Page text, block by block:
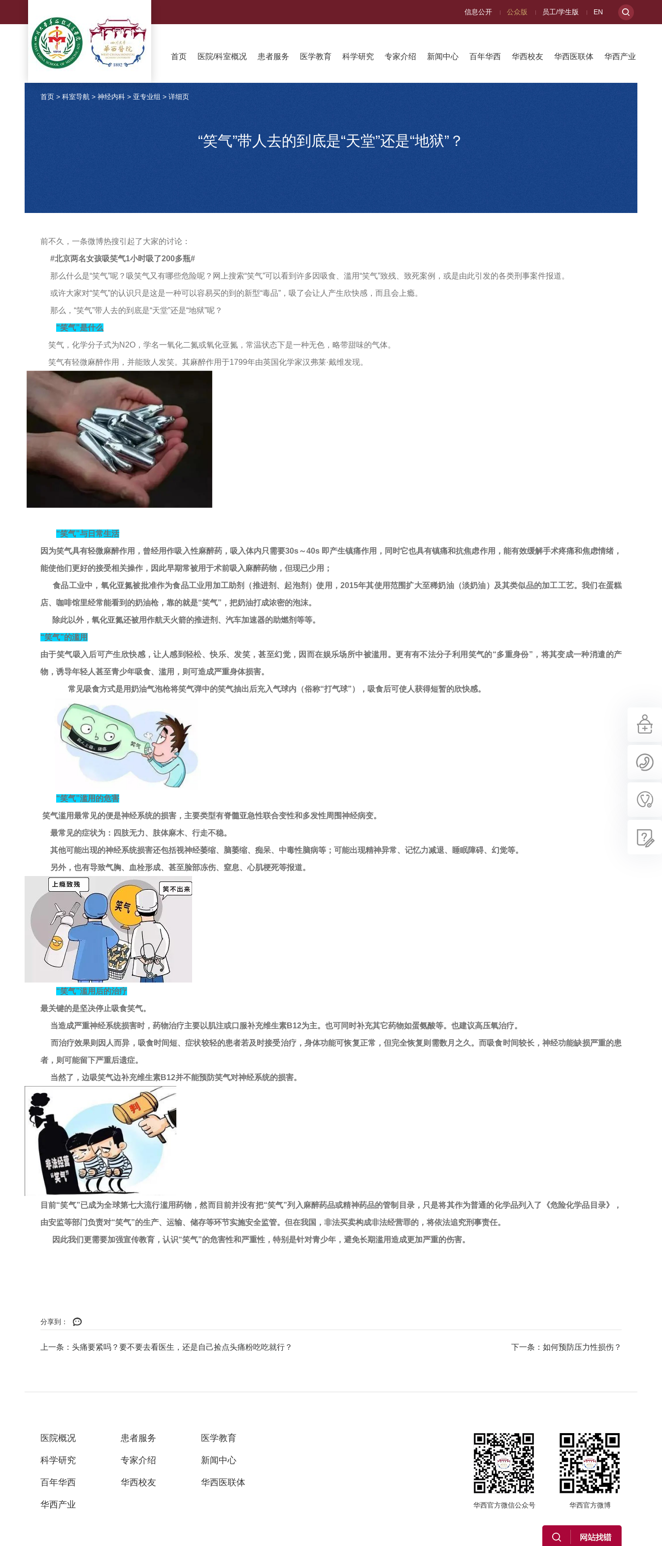
信息公开 公众版 员工/学生版 EN
首页 医院/科室概况 患者服务 医学教育 科学研究 专家介绍 新闻中心 百年华西 华西校友 华西医联体 华西产业
首页 > 科室导航 > 神经内科 > 亚专业组 > 详细页
“笑气”带人去的到底是“天堂”还是“地狱”？
前不久，一条微博热搜引起了大家的讨论：
#北京两名女孩吸笑气1小时吸了200多瓶#
那么什么是“笑气”呢？吸笑气又有哪些危险呢？网上搜索“笑气”可以看到许多因吸食、滥用“笑气”致残、致死案例，或是由此引发的各类刑事案件报道。
或许大家对“笑气”的认识只是这是一种可以容易买的到的新型“毒品”，吸了会让人产生欣快感，而且会上瘾。
那么，“笑气”带人去的到底是“天堂”还是“地狱”呢？
“笑气”是什么
笑气，化学分子式为N2O，学名一氧化二氮或氧化亚氮，常温状态下是一种无色，略带甜味的气体。
笑气有轻微麻醉作用，并能致人发笑。其麻醉作用于1799年由英国化学家汉弗莱·戴维发现。
“笑气”与日常生活
因为笑气具有轻微麻醉作用，曾经用作吸入性麻醉药，吸入体内只需要30s～40s 即产生镇痛作用，同时它也具有镇痛和抗焦虑作用，能有效缓解手术疼痛和焦虑情绪，
能使他们更好的接受相关操作，因此早期常被用于术前吸入麻醉药物，但现已少用；
食品工业中，氧化亚氮被批准作为食品工业用加工助剂（推进剂、起泡剂）使用，2015年其使用范围扩大至稀奶油（淡奶油）及其类似品的加工工艺。我们在蛋糕
店、咖啡馆里经常能看到的奶油枪，靠的就是“笑气”，把奶油打成浓密的泡沫。
除此以外，氧化亚氮还被用作航天火箭的推进剂、汽车加速器的助燃剂等等。
“笑气”的滥用
由于笑气吸入后可产生欣快感，让人感到轻松、快乐、发笑，甚至幻觉，因而在娱乐场所中被滥用。更有有不法分子利用笑气的“多重身份”，将其变成一种消遣的产
物，诱导年轻人甚至青少年吸食、滥用，则可造成严重身体损害。
常见吸食方式是用奶油气泡枪将笑气弹中的笑气抽出后充入气球内（俗称“打气球”），吸食后可使人获得短暂的欣快感。
“笑气”滥用的危害
笑气滥用最常见的便是神经系统的损害，主要类型有脊髓亚急性联合变性和多发性周围神经病变。
最常见的症状为： 四肢无力、肢体麻木、行走不稳。
其他可能出现的神经系统损害还包括视神经萎缩、脑萎缩、痴呆、中毒性脑病等；可能出现精神异常、记忆力减退、睡眠障碍、幻觉等。
另外，也有导致气胸、血栓形成、甚至脸部冻伤、窒息、心肌梗死等报道。
“笑气”滥用后的治疗
最关键的是坚决停止吸食笑气。
当造成严重神经系统损害时，药物治疗主要以肌注或口服补充维生素B12为主。也可同时补充其它药物如蛋氨酸等。也建议高压氧治疗。
而治疗效果则因人而异，吸食时间短、症状较轻的患者若及时接受治疗，身体功能可恢复正常，但完全恢复则需数月之久。而吸食时间较长，神经功能缺损严重的患
者，则可能留下严重后遗症。
当然了，边吸笑气边补充维生素B12并不能预防笑气对神经系统的损害。
目前“笑气”已成为全球第七大流行滥用药物，然而目前并没有把“笑气”列入麻醉药品或精神药品的管制目录，只是将其作为普通的化学品列入了《危险化学品目录》，
由安监等部门负责对“笑气”的生产、运输、储存等环节实施安全监管。但在我国，非法买卖构成非法经营罪的，将依法追究刑事责任。
因此我们更需要加强宣传教育，认识“笑气”的危害性和严重性，特别是针对青少年，避免长期滥用造成更加严重的伤害。
分享到：
上一条：头痛要紧吗？要不要去看医生，还是自己捡点头痛粉吃吃就行？ 下一条：如何预防压力性损伤？
医院概况 患者服务 医学教育
科学研究 专家介绍 新闻中心
百年华西 华西校友 华西医联体
华西产业 华西官方微信公众号 华西官方微博